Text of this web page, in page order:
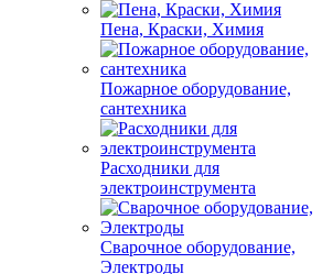
Пена, Краски, Химия
Пожарное оборудование,
сантехника
Расходники для
электроинструмента
Сварочное оборудование,
Электроды